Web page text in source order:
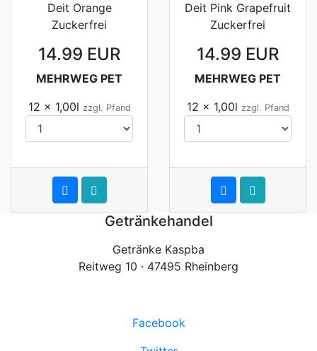
Deit Orange
Zuckerfrei
14.99 EUR
MEHRWEG PET
12 x 1,00l zzgl. Pfand
Deit Pink Grapefruit
Zuckerfrei
14.99 EUR
MEHRWEG PET
12 x 1,00l zzgl. Pfand
Getränkehandel
Getränke Kaspba
Reitweg 10 · 47495 Rheinberg
Facebook